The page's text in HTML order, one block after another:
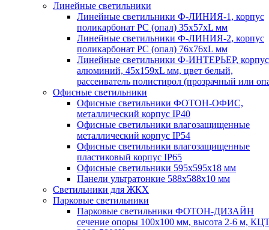
Линейные светильники
Линейные светильники Ф-ЛИНИЯ-1, корпус
поликарбонат РС (опал) 35х57хL мм
Линейные светильники Ф-ЛИНИЯ-2, корпус
поликарбонат РС (опал) 76х76хL мм
Линейные светильники Ф-ИНТЕРЬЕР, корпус
алюминий, 45х159хL мм, цвет белый,
рассеиватель полистирол (прозрачный или
Офисные светильники
Офисные светильники ФОТОН-ОФИС,
металлический корпус IP40
Офисные светильники влагозащищенные
металлический корпус IP54
Офисные светильники влагозащищенные
пластиковый корпус IP65
Офисные светильники 595х595х18 мм
Панели ультратонкие 588х588х10 мм
Светильники для ЖКХ
Парковые светильники
Парковые светильники ФОТОН-ДИЗАЙН
сечение опоры 100х100 мм, высота 2-6 м,